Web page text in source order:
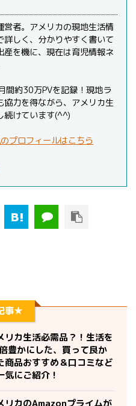
営者。アメリカの現地生活情
詳しく、分かりやすく書いて
産を機に、現在は育児情報ネ
間約30万PVを記録！現地ラ
協力を得ながら、アメリカ生
続けています(^^)
プロフィールはこちら
事★
リカ生活必需品？！生活を
豊かにした、買って良か
商品おすすめ＆口コミなど
気にご紹介！
リカのAmazonプライムが